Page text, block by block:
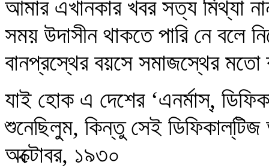
আমার এখানকার খবর সত্য মিথ্যা
সময় উদাসীন থাকতে পারি নে বলে
বানপ্রস্থের বয়সে সমাজস্থের
যাই হোক এ দেশের ‘এনর্মাস্‌,
শুনেছিলুম, কিন্তু সেই
অক্টোবর, ১৯৩০